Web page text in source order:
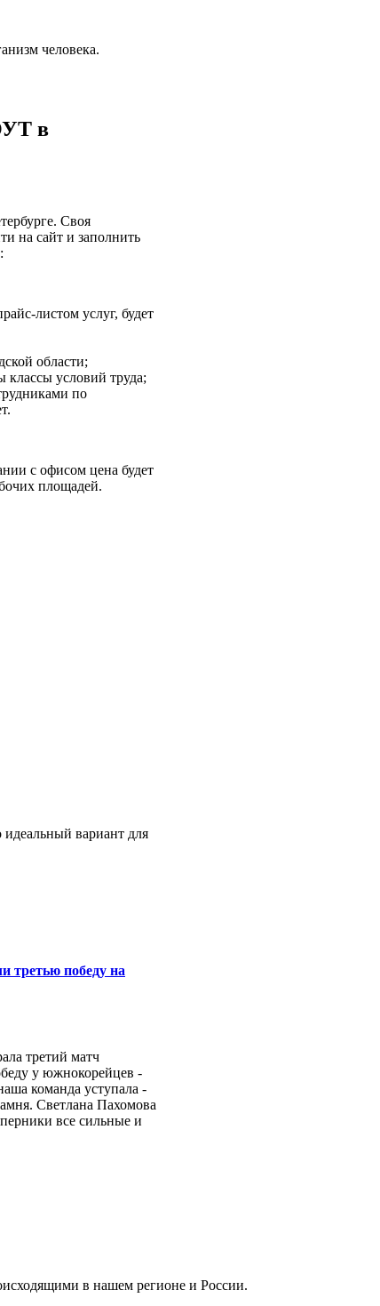
человека.
в
Своя
на сайт и заполнить
листом услуг, будет
области;
классы условий труда;
по
с офисом цена будет
площадей.
идеальный вариант для
третью победу на
третий матч
у южнокорейцев -
команда уступала -
Светлана Пахомова
все сильные и
в нашем регионе и России.